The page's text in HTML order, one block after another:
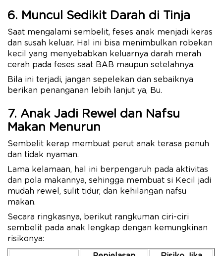
6. Muncul Sedikit Darah di Tinja
Saat mengalami sembelit, feses anak menjadi keras
dan susah keluar. Hal ini bisa menimbulkan robekan
kecil yang menyebabkan keluarnya darah merah
cerah pada feses saat BAB maupun setelahnya.
Bila ini terjadi, jangan sepelekan dan sebaiknya
berikan penanganan lebih lanjut ya, Bu.
7. Anak Jadi Rewel dan Nafsu
Makan Menurun
Sembelit kerap membuat perut anak terasa penuh
dan tidak nyaman.
Lama kelamaan, hal ini berpengaruh pada aktivitas
dan pola makannya, sehingga membuat si Kecil jadi
mudah rewel, sulit tidur, dan kehilangan nafsu
makan.
Secara ringkasnya, berikut rangkuman ciri-ciri
sembelit pada anak lengkap dengan kemungkinan
risikonya: